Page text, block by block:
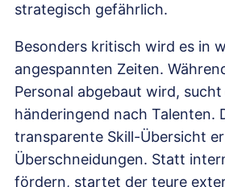
strategisch gefährlich.
Besonders kritisch wird es in
angespannten Zeiten.
Personal abgebaut wird,
händeringend nach Talenten.
transparente Skill-Übersicht
Überschneidungen. Statt
fördern, startet der teure